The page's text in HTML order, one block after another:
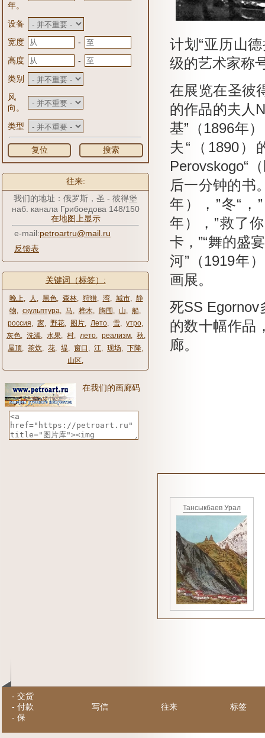
年。
设备
宽度
-
高度
-
类别
风
向。
类型
复位 搜索
往来:
我们的地址：俄罗斯，圣 - 彼得堡
наб. канала Грибоедова 148/150
在地图上显示
e-mail:petroartru@mail.ru
反馈表
关键词（标签）:
晚上, 人 , 黑色, 森林, 狩猎, 湾, 城市, 静
物, скульптура, 马, 桦木, 胸围 , 山, 船,
россия, 家, 野花, 图片, Лето, 雪, утро,
灰色, 洗澡, 水果, 村, лето, реализм, 秋,
屋顶, 茶炊, 花, 堤, 窗口 , 江, 现场, 下降,
山区,
在我们的画廊码
计划“亚历山
级的艺术家称
在展览在圣彼
的作品的夫人
基”（1896年
夫“（1890）
Perovskogo“
后一分钟的书
年），”冬“，
年），”救了
卡，”“舞的盛
河”（1919年
画展。
死SS Egornov
的数十幅作品
廊。
Тансыкбаев Урал
- 交货
- 付款
- 保
写信 往来 标签